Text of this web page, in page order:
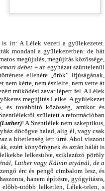
is írt: A Lélek vezeti a gyülekezetet.
mondani a gyülekezetben: de hát
megújulás, megújítás közössége,
debet = az egyházat szüntelenül
ellenére „örök” ifjúságának,
kérte, nem észlelte, nem vette át
működési zavar lépett fel. A Lélek
megújítás Lelke. A gyülekezet
továbbító közösség, amikor és
született a reformációban
(Luther)! A Szentlélek nem szkeptikus,
döcögve halad, alig él, vagy csak
a hitetlenség lett úrrá. Ahol viszont
ezért könyörögnek és aztán hálát is
lelkesülve, sziklazúzó pöröly
Luther vagy Kálvin atyánál, de a
érc és pengő cimbalom lesz, és
hanem építésre, gyógyításra,
utóbb lelketlen, Lélek-telen, s